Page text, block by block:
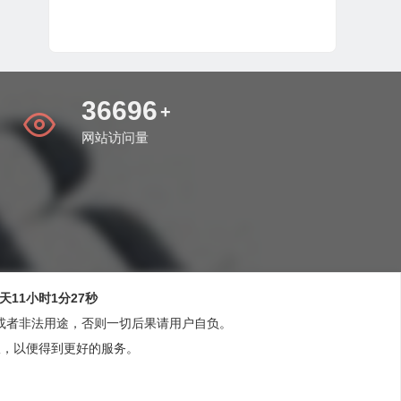
43141 +
网站访问量
11小时1分28秒
非法用途，否则一切后果请用户自负。
以便得到更好的服务。